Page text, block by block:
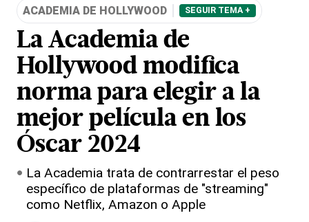
ACADEMIA DE HOLLYWOOD SEGUIR TEMA +
La Academia de
Hollywood modifica
norma para elegir a la
mejor película en los
Óscar 2024
La Academia trata de contrarrestar el peso
específico de plataformas de "streaming"
como Netflix, Amazon o Apple